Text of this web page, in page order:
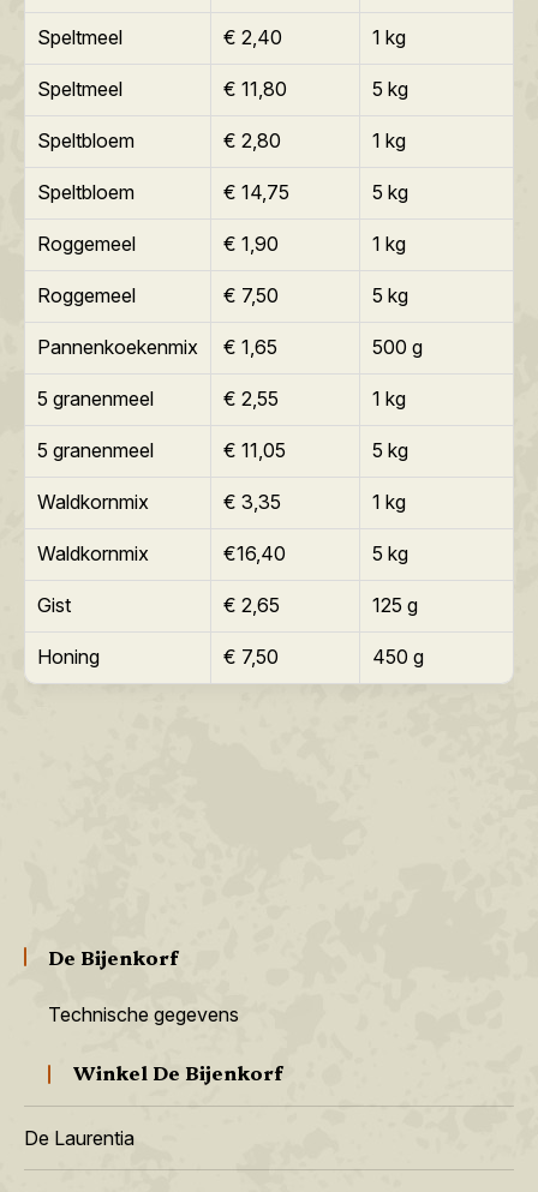
Speltmeel € 2,40 1 kg
Speltmeel € 11,80 5 kg
Speltbloem € 2,80 1 kg
Speltbloem € 14,75 5 kg
Roggemeel € 1,90 1 kg
Roggemeel € 7,50 5 kg
Pannenkoekenmix € 1,65 500 g
5 granenmeel € 2,55 1 kg
5 granenmeel € 11,05 5 kg
Waldkornmix € 3,35 1 kg
Waldkornmix €16,40 5 kg
Gist € 2,65 125 g
Honing € 7,50 450 g
De Bijenkorf
Technische gegevens
Winkel De Bijenkorf
De Laurentia